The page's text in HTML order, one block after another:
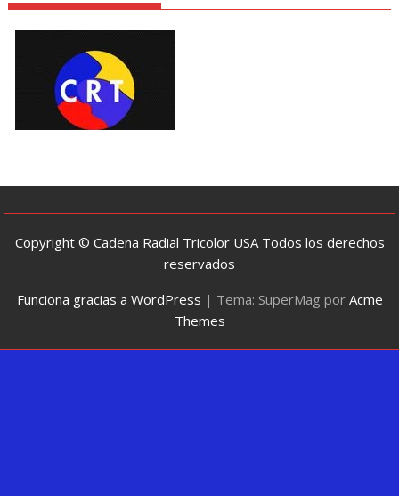
Copyright © Cadena Radial Tricolor USA Todos los derechos
reservados
Funciona gracias a WordPress | Tema: SuperMag por Acme
Themes